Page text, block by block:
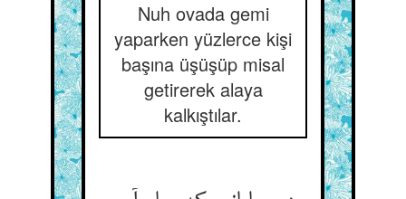
Nuh ovada gemi
yaparken yüzlerce kişi
başına üşüşüp misal
getirerek alaya
kalkıştılar.